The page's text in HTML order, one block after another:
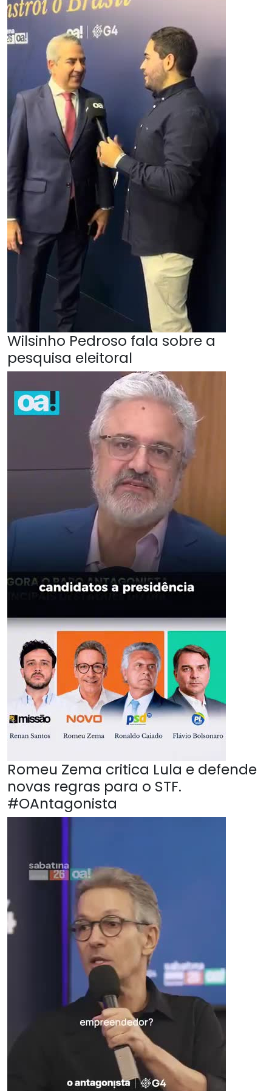
Wilsinho Pedroso fala sobre a
pesquisa eleitoral
Romeu Zema critica Lula e defende
novas regras para o STF.
#OAntagonista